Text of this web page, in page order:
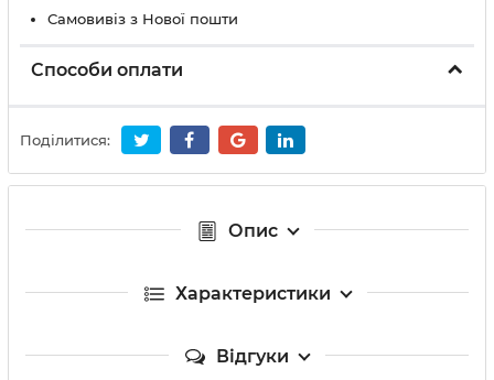
Самовивіз з Нової пошти
Способи оплати
Поділитися:
Опис
Характеристики
Відгуки